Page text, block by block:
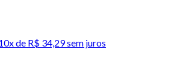
de R$ 34,29 sem juros